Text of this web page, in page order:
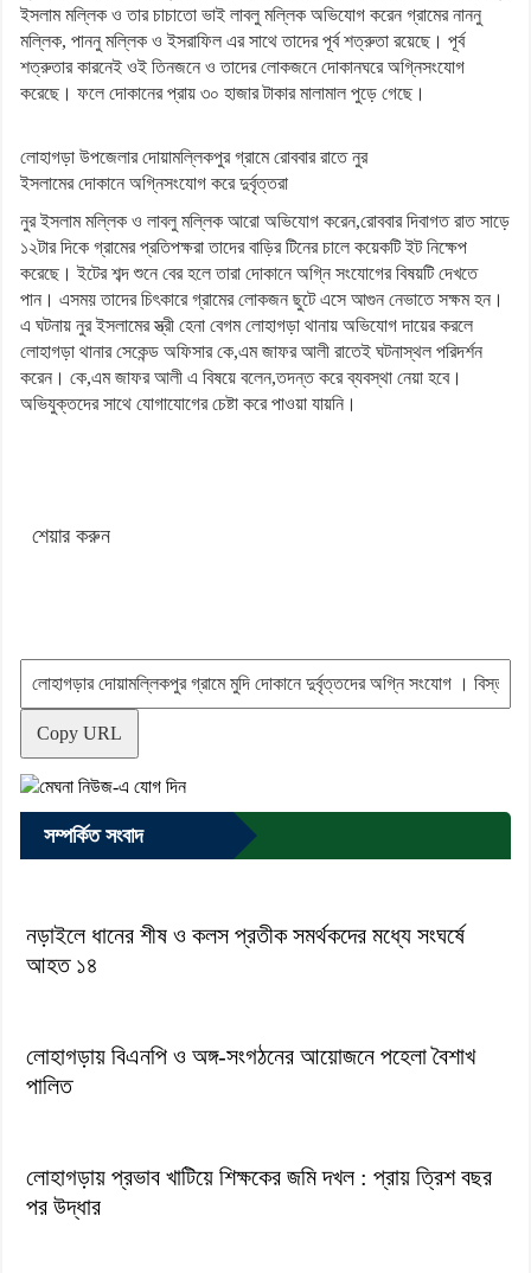
ইসলাম মল্লিক ও তার চাচাতো ভাই লাবলু মল্লিক অভিযোগ করেন গ্রামের নাননু
মল্লিক, পাননু মল্লিক ও ইসরাফিল এর সাথে তাদের পূর্ব শত্রুতা রয়েছে। পূর্ব
শত্রুতার কারনেই ওই তিনজনে ও তাদের লোকজনে দোকানঘরে অগ্নিসংযোগ
করেছে। ফলে দোকানের প্রায় ৩০ হাজার টাকার মালামাল পুড়ে গেছে।
লোহাগড়া উপজেলার দোয়ামল্লিকপুর গ্রামে রোববার রাতে নুর
ইসলামের দোকানে অগ্নিসংযোগ করে দুর্বৃত্তরা
নুর ইসলাম মল্লিক ও লাবলু মল্লিক আরো অভিযোগ করেন,রোববার দিবাগত রাত সাড়ে
১২টার দিকে গ্রামের প্রতিপক্ষরা তাদের বাড়ির টিনের চালে কয়েকটি ইট নিক্ষেপ
করেছে। ইটের শব্দ শুনে বের হলে তারা দোকানে অগ্নি সংযোগের বিষয়টি দেখতে
পান। এসময় তাদের চিৎকারে গ্রামের লোকজন ছুটে এসে আগুন নেভাতে সক্ষম হন।
এ ঘটনায় নুর ইসলামের স্ত্রী হেনা বেগম লোহাগড়া থানায় অভিযোগ দায়ের করলে
লোহাগড়া থানার সেকেন্ড অফিসার কে,এম জাফর আলী রাতেই ঘটনাস্থল পরিদর্শন
করেন। কে,এম জাফর আলী এ বিষয়ে বলেন,তদন্ত করে ব্যবস্থা নেয়া হবে।
অভিযুক্তদের সাথে যোগাযোগের চেষ্টা করে পাওয়া যায়নি।
শেয়ার করুন
Copy URL
সম্পর্কিত সংবাদ
নড়াইলে ধানের শীষ ও কলস প্রতীক সমর্থকদের মধ্যে সংঘর্ষে
আহত ১৪
লোহাগড়ায় বিএনপি ও অঙ্গ-সংগঠনের আয়োজনে পহেলা বৈশাখ
পালিত
লোহাগড়ায় প্রভাব খাটিয়ে শিক্ষকের জমি দখল : প্রায় ত্রিশ বছর
পর উদ্ধার